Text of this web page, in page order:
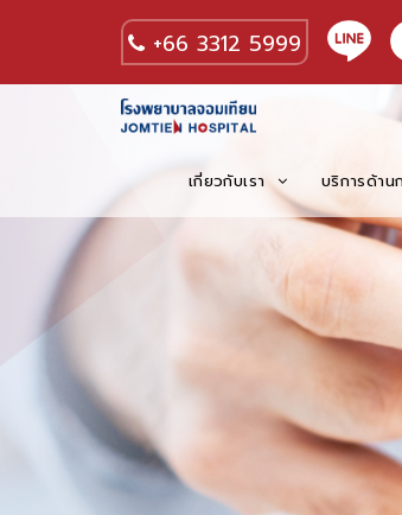
+66 3312 5999
เกี่ยวกับเรา บริการด้า